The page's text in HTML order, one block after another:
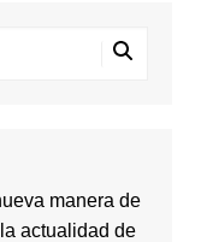
manera de
actualidad de